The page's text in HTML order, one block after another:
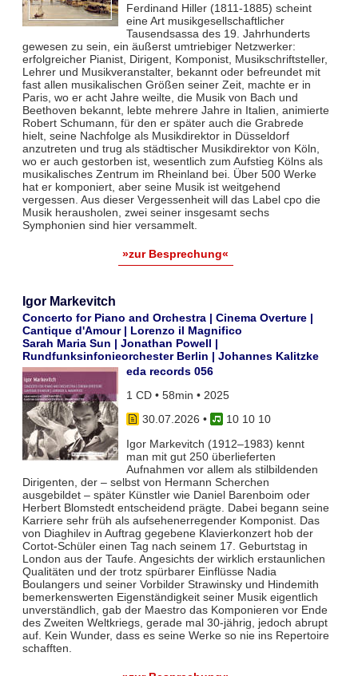
Ferdinand Hiller (1811-1885) scheint
eine Art musikgesellschaftlicher
Tausendsassa des 19. Jahrhunderts
gewesen zu sein, ein äußerst umtriebiger Netzwerker:
erfolgreicher Pianist, Dirigent, Komponist, Musikschriftsteller,
Lehrer und Musikveranstalter, bekannt oder befreundet mit
fast allen musikalischen Größen seiner Zeit, machte er in
Paris, wo er acht Jahre weilte, die Musik von Bach und
Beethoven bekannt, lebte mehrere Jahre in Italien, animierte
Robert Schumann, für den er später auch die Grabrede
hielt, seine Nachfolge als Musikdirektor in Düsseldorf
anzutreten und trug als städtischer Musikdirektor von Köln,
wo er auch gestorben ist, wesentlich zum Aufstieg Kölns als
musikalisches Zentrum im Rheinland bei. Über 500 Werke
hat er komponiert, aber seine Musik ist weitgehend
vergessen. Aus dieser Vergessenheit will das Label cpo die
Musik herausholen, zwei seiner insgesamt sechs
Symphonien sind hier versammelt.
»zur Besprechung«
Igor Markevitch
Concerto for Piano and Orchestra | Cinema Overture |
Cantique d'Amour | Lorenzo il Magnifico
Sarah Maria Sun | Jonathan Powell |
Rundfunksinfonieorchester Berlin | Johannes Kalitzke
eda records 056
1 CD • 58min • 2025
30.07.2026 •
10 10 10
Igor Markevitch (1912–1983) kennt
man mit gut 250 überlieferten
Aufnahmen vor allem als stilbildenden
Dirigenten, der – selbst von Hermann Scherchen
ausgebildet – später Künstler wie Daniel Barenboim oder
Herbert Blomstedt entscheidend prägte. Dabei begann seine
Karriere sehr früh als aufsehenerregender Komponist. Das
von Diaghilev in Auftrag gegebene Klavierkonzert hob der
Cortot-Schüler einen Tag nach seinem 17. Geburtstag in
London aus der Taufe. Angesichts der wirklich erstaunlichen
Qualitäten und der trotz spürbarer Einflüsse Nadia
Boulangers und seiner Vorbilder Strawinsky und Hindemith
bemerkenswerten Eigenständigkeit seiner Musik eigentlich
unverständlich, gab der Maestro das Komponieren vor Ende
des Zweiten Weltkriegs, gerade mal 30-jährig, jedoch abrupt
auf. Kein Wunder, dass es seine Werke so nie ins Repertoire
schafften.